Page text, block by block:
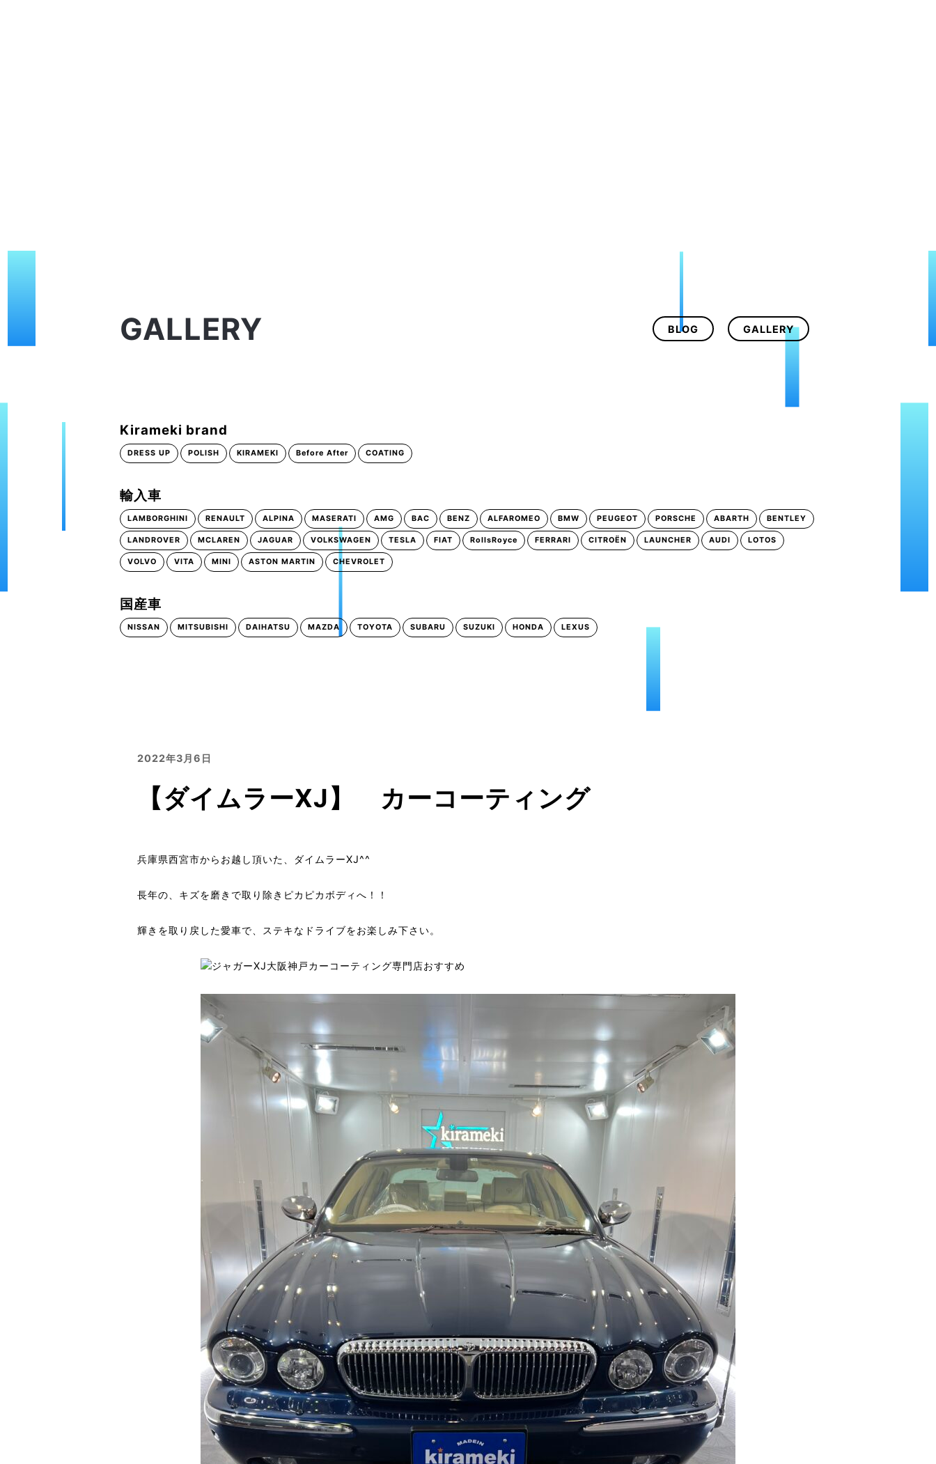
GALLERY BLOG GALLERY
Kirameki brand
DRESS UP POLISH KIRAMEKI Before After COATING
輸入車
LAMBORGHINI RENAULT ALPINA MASERATI AMG BAC BENZ ALFAROMEO BMW PEUGEOT PORSCHE ABARTH BENTLEY
LANDROVER MCLAREN JAGUAR VOLKSWAGEN TESLA FIAT RollsRoyce FERRARI CITROËN LAUNCHER AUDI LOTOS
VOLVO VITA MINI ASTON MARTIN CHEVROLET
国産車
NISSAN MITSUBISHI DAIHATSU MAZDA TOYOTA SUBARU SUZUKI HONDA LEXUS
2022年3月6日
【ダイムラーXJ】 カーコーティング
兵庫県西宮市からお越し頂いた、ダイムラーXJ^^
長年の、キズを磨きで取り除きピカピカボディへ！！
輝きを取り戻した愛車で、ステキなドライブをお楽しみ下さい。